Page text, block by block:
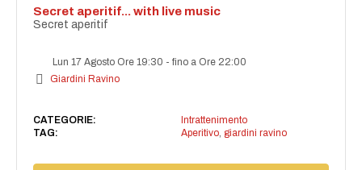
Secret aperitif... with live music
Secret aperitif
Lun 17 Agosto Ore 19:30 -fino a Ore 22:00
Giardini Ravino
CATEGORIE:
Intrattenimento
TAG:
Aperitivo, giardini ravino